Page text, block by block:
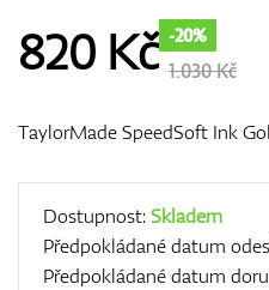
Dárkové
820 Kč -20%
1.030 Kč
TaylorMade SpeedSoft Ink
Dostupnost:Skladem
Předpokládané datum
Předpokládané datum